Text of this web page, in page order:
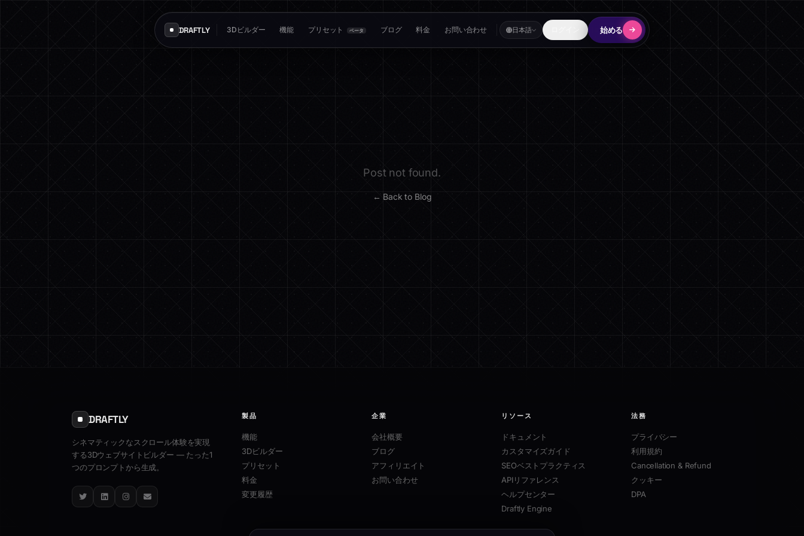
DRAFTLY 3Dビルダー 機能 プリセット ベータ ブログ 料金 お問い合わせ 日本語 始める
Post not found.
← Back to Blog
DRAFTLY
シネマティックなスクロール体験を実現
する3Dウェブサイトビルダー — たった1
つのプロンプトから生成。
TwitterLinkedInInstagram
Email
製品
機能
3Dビルダー
プリセット
料金
変更履歴
企業
会社概要
ブログ
アフィリエイト
お問い合わせ
リソース
ドキュメント
カスタマイズガイド
SEOベストプラクティス
APIリファレンス
ヘルプセンター
Draftly Engine
法務
プライバシー
利用規約
Cancellation & Refund
クッキー
DPA